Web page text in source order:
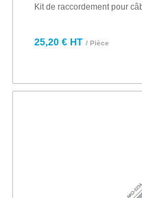
Kit de raccordement pour
25,20 € HT / Pièce